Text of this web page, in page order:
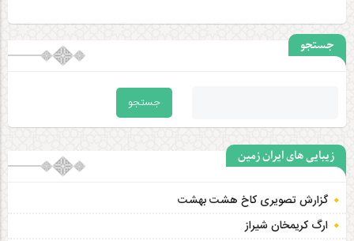
جستجو
زیبایی های ایران زمین
گزارش تصویری کاخ هشت‌ بهشت
ارگ کریمخان شیراز